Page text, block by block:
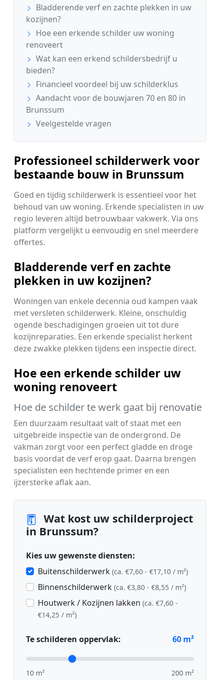
Bladderende verf en zachte plekken in uw
kozijnen?
Hoe een erkende schilder uw woning
renoveert
Wat kan een erkend schildersbedrijf u
bieden?
Financieel voordeel bij uw schilderklus
Aandacht voor de bouwjaren 70 en 80 in
Brunssum
Veelgestelde vragen
Professioneel schilderwerk voor
bestaande bouw in Brunssum
Goed en tijdig schilderwerk is essentieel voor het
behoud van uw woning. Erkende specialisten in uw
regio leveren altijd betrouwbaar vakwerk. Via ons
platform vergelijkt u eenvoudig en snel meerdere
offertes.
Bladderende verf en zachte
plekken in uw kozijnen?
Woningen van enkele decennia oud kampen vaak
met versleten schilderwerk. Kleine, onschuldig
ogende beschadigingen groeien uit tot dure
kozijnreparaties. Een erkende specialist herkent
deze zwakke plekken tijdens een inspectie direct.
Hoe een erkende schilder uw
woning renoveert
Hoe de schilder te werk gaat bij renovatie
Een duurzaam resultaat valt of staat met een
uitgebreide inspectie van de ondergrond. De
vakman zorgt voor een perfect gladde en droge
basis voordat de verf erop gaat. Daarna brengen
specialisten een hechtende primer en een
ijzersterke aflak aan.
Wat kost uw schilderproject
in Brunssum?
Kies uw gewenste diensten:
Buitenschilderwerk (ca. €7,60 - €17,10 / m²)
Binnenschilderwerk (ca. €3,80 - €8,55 / m²)
Houtwerk / Kozijnen lakken (ca. €7,60 -
€14,25 / m²)
Te schilderen oppervlak: 60 m²
10 m² 200 m²